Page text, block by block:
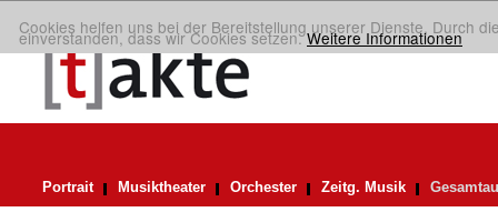
Cookies helfen uns bei der Bereitstellung unserer Dienste. Durch
einverstanden, dass wir Cookies setzen.Weitere Informationen
Portrait Musiktheater Orchester Zeitg. Musik